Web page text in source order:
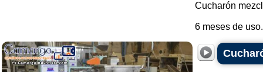
Cucharón
6 meses de